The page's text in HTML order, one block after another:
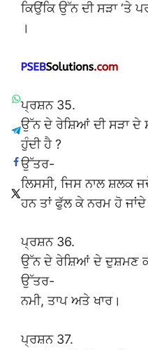
ਕਿਉਂਕਿ ਉੱਨ ਦੀ ਸੜਾ ‘ਤੇ
।
ਪ੍ਰਸ਼ਨ 35.
ਉੱਨ ਦੇ ਰੇਸ਼ਿਆਂ ਦੀ ਸੜਾ ਦੇ
ਹੁੰਦੀ ਹੈ ?
ਉੱਤਰ-
ਲਿਸਸੀ, ਜਿਸ ਨਾਲ ਸ਼ਲਕ
ਹਨ ਤਾਂ ਫੁੱਲ ਕੇ ਨਰਮ ਹੋ ਜਾਂਦੇ
ਪ੍ਰਸ਼ਨ 36.
ਉੱਨ ਦੇ ਰੇਸ਼ਿਆਂ ਦੇ ਦੁਸ਼ਮਣ
ਉੱਤਰ-
ਨਮੀ, ਤਾਪ ਅਤੇ ਖਾਰ।
ਪ੍ਰਸ਼ਨ 37.